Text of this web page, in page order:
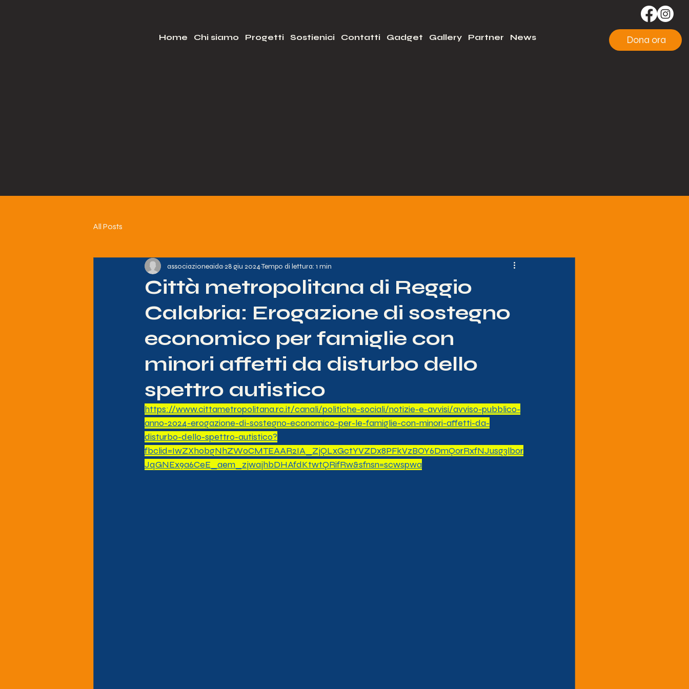
Home Chi siamo Progetti Sostienici Contatti Gadget Gallery Partner News Dona ora
All Posts
Città metropolitana di Reggio
Calabria: Erogazione di sostegno
economico per famiglie con
minori affetti da disturbo dello
spettro autistico
associazioneaida 28 giu 2024Tempo di lettura: 1 min
https://www.cittametropolitana.rc.it/canali/politiche-sociali/notizie-e-avvisi/avviso-pubblico-
anno-2024-erogazione-di-sostegno-economico-per-le-famiglie-con-minori-affetti-da-
disturbo-dello-spettro-autistico?
fbclid=IwZXh0bgNhZW0CMTEAAR2IA_ZjQLxGctYVZDx8PFkVzBOY6DmQorRxfNJusg3lbor
JqGNEx9a6CeE_aem_zjwajhbDHAfdKtwtQRifRw&sfnsn=scwspwa